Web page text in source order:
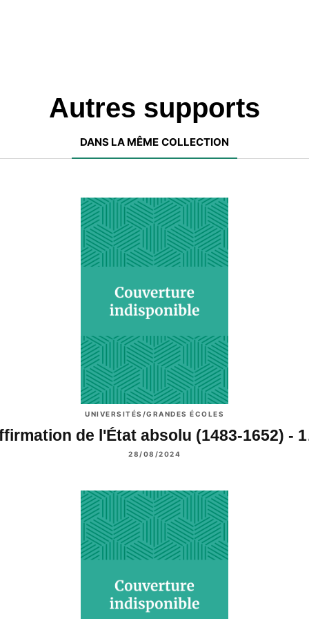
Autres supports
DANS LA MÊME COLLECTION
UNIVERSITÉS/GRANDES ÉCOLES
de l'État absolu (1483-1652) -
28/08/2024